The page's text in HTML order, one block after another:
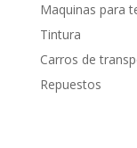
Maquinas para
Tintura
Carros de
Repuestos